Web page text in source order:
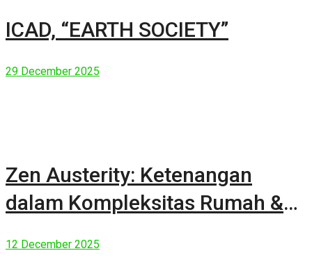
ICAD, “EARTH SOCIETY”
29 December 2025
Zen Austerity: Ketenangan
dalam Kompleksitas Rumah &
12 December 2025